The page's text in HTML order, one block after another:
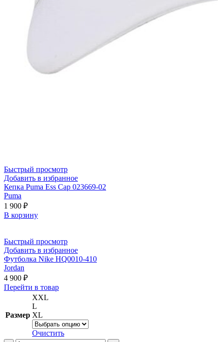
Быстрый просмотр
Добавить в избранное
Кепка Puma Ess Cap 023669-02
Puma
1 900 ₽
В корзину
Быстрый просмотр
Добавить в избранное
Футболка Nike HQ0010-410
Jordan
4 900 ₽
Перейти в товарЭтот
вариаций.
Опции
можно
Размер
XXL
L
XL
Очистить